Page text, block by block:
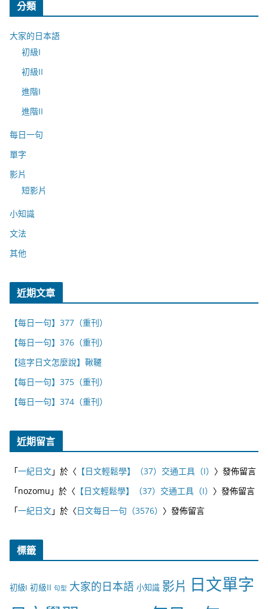
分類
大家的日本語
初級I
初級II
進階I
進階II
每日一句
單字
影片
短影片
小知識
文法
其他
近期文章
【每日一句】377（重刊）
【每日一句】376（重刊）
【這字日文怎麼說】鞦韆
【每日一句】375（重刊）
【每日一句】374（重刊）
近期留言
「一紀日文」於〈 【日文輕鬆學】（37）交通工具（I） 〉發佈留言
「nozomu 」於〈 【日文輕鬆學】（37）交通工具（I） 〉發佈留言
「一紀日文」於〈日文每日一句（3576） 〉發佈留言
標籤
初級I 初級II 句型 大家的日本語 小知識 影片 日文單字